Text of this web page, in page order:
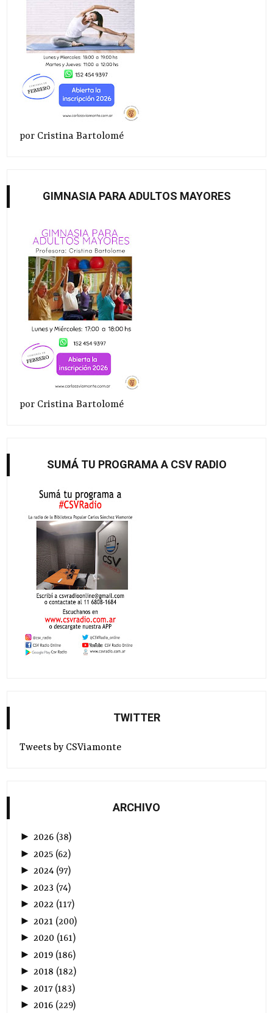
por Cristina Bartolomé
GIMNASIA PARA ADULTOS MAYORES
por Cristina Bartolomé
SUMÁ TU PROGRAMA A CSV RADIO
TWITTER
Tweets by CSViamonte
ARCHIVO
►2026 (38)
► 2025 (62)
►2024 (97)
► 2023 (74)
►2022 (117)
► 2021 (200)
►2020 (161)
► 2019 (186)
►2018 (182)
► 2017(183)
►2016 (229)